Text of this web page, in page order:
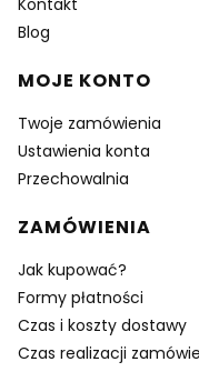
Kontakt
Blog
MOJE KONTO
Twoje zamówienia
Ustawienia konta
Przechowalnia
ZAMÓWIENIA
Jak kupować?
Formy płatności
Czas i koszty dostawy
Czas realizacji